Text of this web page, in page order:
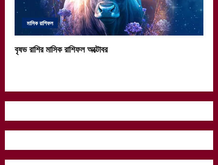
মাসিক রাশিফল
বৃষভ রাশির মাসিক রাশিফল অক্টোবর